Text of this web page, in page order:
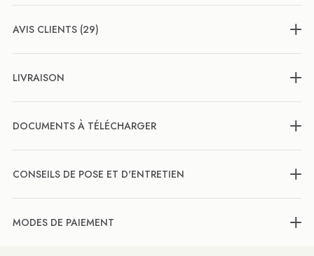
AVIS CLIENTS (29)
LIVRAISON
DOCUMENTS À TÉLÉCHARGER
CONSEILS DE POSE ET D'ENTRETIEN
MODES DE PAIEMENT